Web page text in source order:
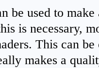
be used to
is necessary,
This can
makes a